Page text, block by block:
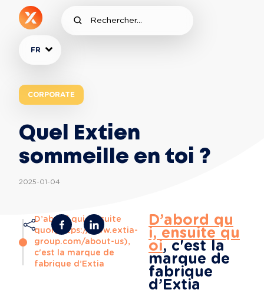
FR
CORPORATE
Quel Extien
sommeille en toi ?
2025-01-04
D’abord qui, ensuite
quoi(https://www.extia-
group.com/about-us),
c'est la marque de
fabrique d’Extia
D’abord qu
i, ensuite qu
oi, c'est la
marque de
fabrique
d’Extia